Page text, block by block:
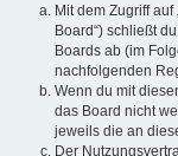
Mit dem Zugriff
Board“) schließt
Boards ab (im
nachfolgenden
Wenn du mit
das Board nicht
jeweils die an
Der